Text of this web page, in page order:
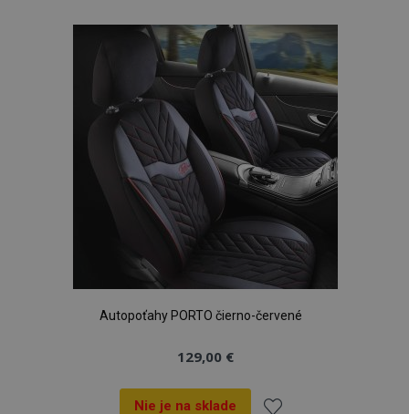
zoznamu
prianí
Autopoťahy PORTO čierno-červené
129,00 €
Nie je na sklade